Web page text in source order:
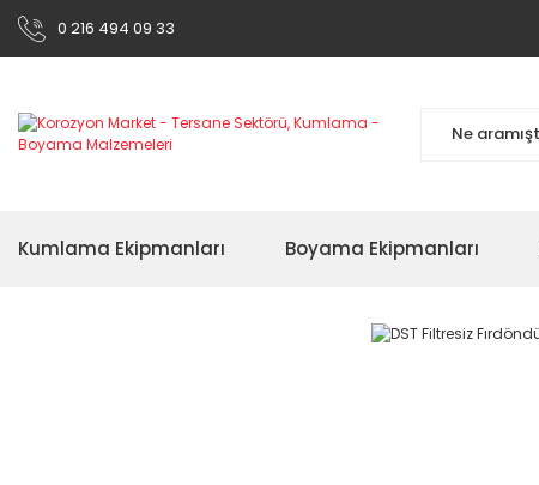
0 216 494 09 33
Kumlama Ekipmanları Boyama Ekipmanları